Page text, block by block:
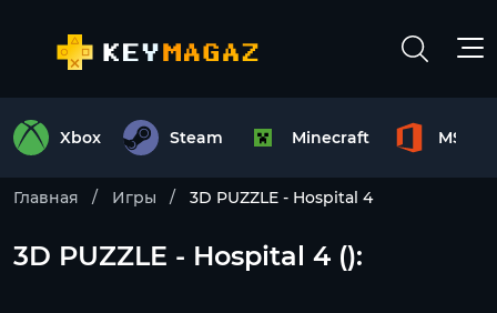
Xbox Steam Minecraft MS
Главная Игры 3D PUZZLE - Hospital 4
3D PUZZLE - Hospital 4 ():